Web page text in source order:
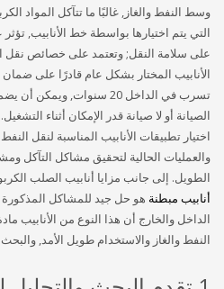
وسط النفط والغاز, غالبًا ما تتآكل المواد
التي يتم اختيارها بواسطة خط الأنابيب,
على سلامة النقل; وتعتمد على خصائص نقل
الأنابيب المختار بشكل عام قادرًا على
تسرب في الداخل 20 سنوات,
الصيانة أو لا صيانة قدر الإمكان أثناء
اختيار تطبيقات الأنابيب المناسبة لنقل
والعمليات الحالية لتحقيق مشاكل التآكل
الطويل. إلى جانب مزايا أنابيب الصلب
أنابيب مبطنة هو حل جيد للمشاكل
الداخل والخارج أن هذا النوع من الأنابيب
النفط والغاز والاستخدام طويل الأمد,